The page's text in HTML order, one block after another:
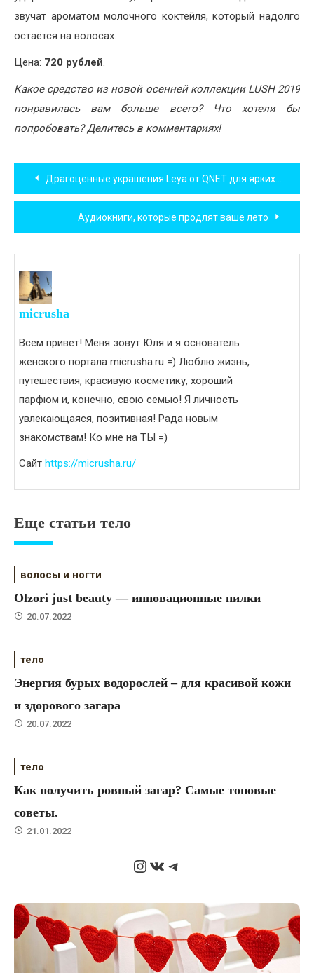
звучат ароматом молочного коктейля, который надолго
остаётся на волосах.
Цена: 720 рублей.
Какое средство из новой осенней коллекции LUSH 2019
понравилась вам больше всего? Что хотели бы
попробовать? Делитесь в комментариях!
Навигация
по
записям
Драгоценные украшения Leya от QNET для ярких путешественниц
Аудиокниги, которые продлят ваше лето
micrusha
Всем привет! Меня зовут Юля и я основатель
женского портала micrusha.ru =) Люблю жизнь,
путешествия, красивую косметику, хороший
парфюм и, конечно, свою семью! Я личность
увлекающаяся, позитивная! Рада новым
знакомствам! Ко мне на ТЫ =)
Сайт https://micrusha.ru/
Еще статьи тело
волосы и ногти
Olzori just beauty — инновационные пилки
20.07.2022
тело
Энергия бурых водорослей – для красивой кожи
и здорового загара
20.07.2022
тело
Как получить ровный загар? Самые топовые
советы.
21.01.2022
Instagram
ВКонтакте
Telegram